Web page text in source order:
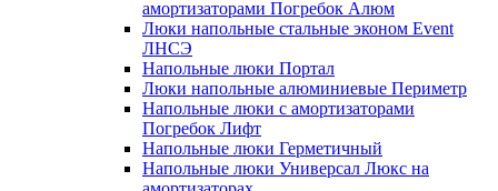
амортизаторами Погребок Алюм
Люки напольные стальные эконом Event
ЛНСЭ
Напольные люки Портал
Люки напольные алюминиевые Периметр
Напольные люки с амортизаторами
Погребок Лифт
Напольные люки Герметичный
Напольные люки Универсал Люкс на